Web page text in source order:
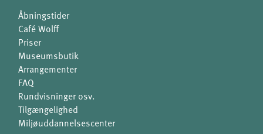
Åbningstider
Café Wolff
Priser
Museumsbutik
Arrangementer
FAQ
Rundvisninger osv.
Tilgængelighed
Miljøuddannelsescenter